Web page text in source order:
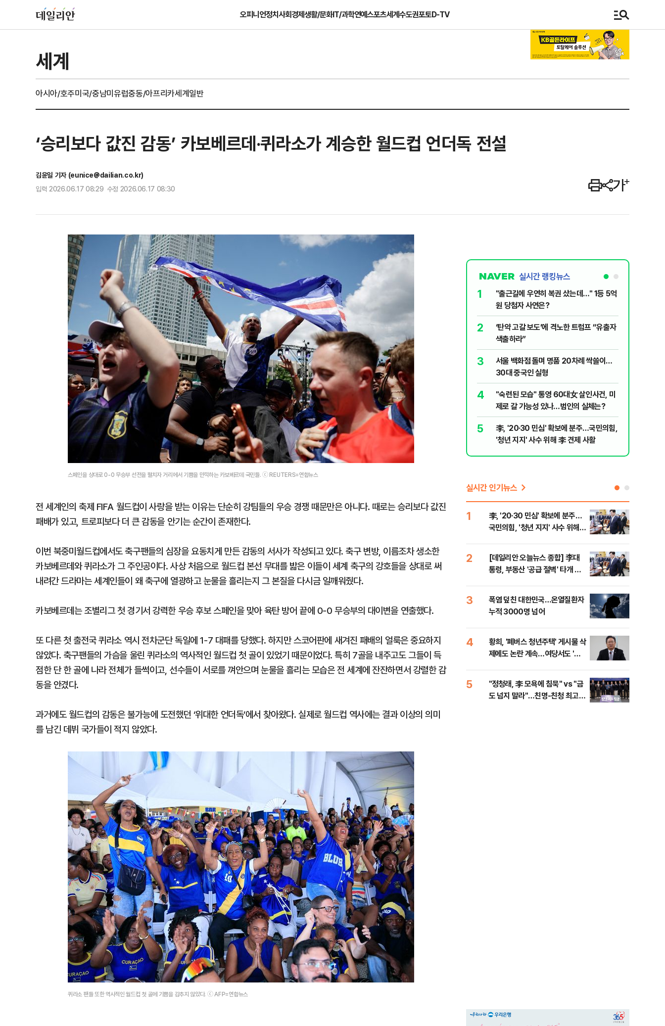
오피니언정치사회경제생활/문화IT/과학연예스포츠세계수도권포토D-TV
세계
아시아/호주미국/중남미유럽중동/아프리카세계일반
‘승리보다 값진 감동’ 카보베르데·퀴라소가 계승한 월드컵 언더독 전설
김윤일 기자 (eunice@dailian.co.kr)
입력 2026.06.17 08:29 수정 2026.06.17 08:30
스페인을 상대로 0-0 무승부 선전을 펼치자 거리에서 기쁨을 만끽하는 카보베르데 국민들. ⓒ REUTERS=연합뉴스
전 세계인의 축제 FIFA 월드컵이 사랑을 받는 이유는 단순히 강팀들의 우승 경쟁 때문만은 아니다. 때로는 승리보다 값진
패배가 있고, 트로피보다 더 큰 감동을 안기는 순간이 존재한다.
이번 북중미월드컵에서도 축구팬들의 심장을 요동치게 만든 감동의 서사가 작성되고 있다. 축구 변방, 이름조차 생소한
카보베르데와 퀴라소가 그 주인공이다. 사상 처음으로 월드컵 본선 무대를 밟은 이들이 세계 축구의 강호들을 상대로 써
내려간 드라마는 세계인들이 왜 축구에 열광하고 눈물을 흘리는지 그 본질을 다시금 일깨워줬다.
카보베르데는 조별리그 첫 경기서 강력한 우승 후보 스페인을 맞아 육탄 방어 끝에 0-0 무승부의 대이변을 연출했다.
또 다른 첫 출전국 퀴라소 역시 전차군단 독일에 1-7 대패를 당했다. 하지만 스코어판에 새겨진 패배의 얼룩은 중요하지
않았다. 축구팬들의 가슴을 울린 퀴라소의 역사적인 월드컵 첫 골이 있었기 때문이었다. 특히 7골을 내주고도 그들이 득
점한 단 한 골에 나라 전체가 들썩이고, 선수들이 서로를 껴안으며 눈물을 흘리는 모습은 전 세계에 잔잔하면서 강렬한 감
동을 안겼다.
과거에도 월드컵의 감동은 불가능에 도전했던 ‘위대한 언더독’에서 찾아왔다. 실제로 월드컵 역사에는 결과 이상의 의미
를 남긴 데뷔 국가들이 적지 않았다.
퀴라소 팬들 또한 역사적인 월드컵 첫 골에 기쁨을 감추지 않았다. ⓒ AFP=연합뉴스
실시간 랭킹뉴스
1
"출근길에 우연히 복권 샀는데…" 1등 5억
원 당첨자 사연은?
2
‘탄약 고갈 보도’에 격노한 트럼프 “유출자
색출하라”
3
서울 백화점 돌며 명품 20차례 싹쓸이…
30대 중국인 실형
4
"숙련된 모습" 통영 60대女 살인사건, 미
제로 갈 가능성 있나…범인의 실체는?
5
李, '20·30 민심' 확보에 분주…국민의힘,
'청년 지지' 사수 위해 李 견제 사활
실시간 인기뉴스
1
李, '20·30 민심' 확보에 분주…
국민의힘, '청년 지지' 사수 위해
2
[데일리안 오늘뉴스 종합] 李대
통령, 부동산 '공급 절벽' 타개 총
3
폭염 덮친 대한민국…온열질환자
누적 3000명 넘어
4
황희, '폐버스 청년주택' 게시물 삭
제에도 논란 계속…여당서도 '내
5
"정청래, 李 모욕에 침묵" vs "금
도 넘지 말라"…친명-친청 최고위